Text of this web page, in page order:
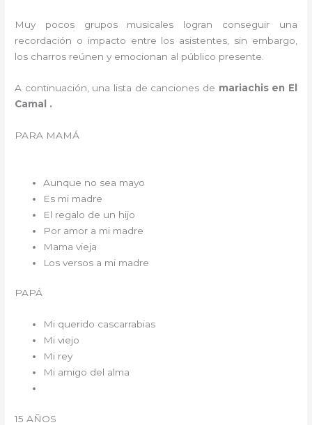
Muy pocos grupos musicales logran conseguir una
recordación o impacto entre los asistentes, sin embargo,
los charros reúnen y emocionan al público presente.
A continuación, una lista de canciones de mariachis en El
Camal .
PARA MAMÁ
Aunque no sea mayo
Es mi madre
El regalo de un hijo
Por amor a mi madre
Mama vieja
Los versos a mi madre
PAPÁ
Mi querido cascarrabias
Mi viejo
Mi rey
Mi amigo del alma
15 AÑOS